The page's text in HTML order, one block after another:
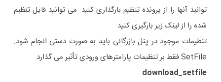
توانید آنها را از پرونده تنظیم بارگذاری کنید. می توانید فایل تنظیم
شده را از لینک زیر بارگیری کنید
تنظیمات موجود در پنل بازرگانی باید به صورت دستی انجام شود.
SetFile فقط بر تنظیمات پارامترهای ورودی تأثیر می گذارد.
download_setfile